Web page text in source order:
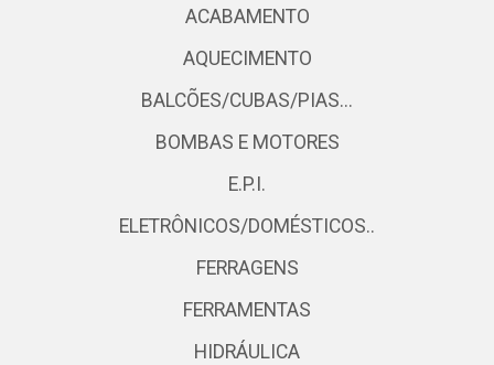
ACABAMENTO
AQUECIMENTO
BALCÕES/CUBAS/PIAS...
BOMBAS E MOTORES
E.P.I.
ELETRÔNICOS/DOMÉSTICOS..
FERRAGENS
FERRAMENTAS
HIDRÁULICA